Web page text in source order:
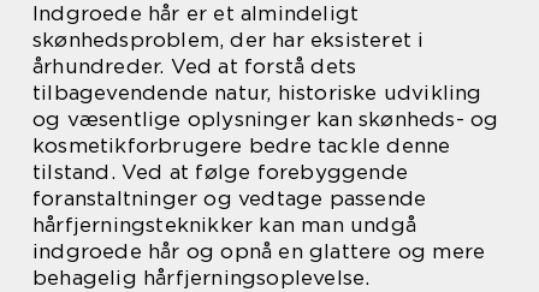
Indgroede hår er et almindeligt
skønhedsproblem, der har eksisteret i
århundreder. Ved at forstå dets
tilbagevendende natur, historiske udvikling
og væsentlige oplysninger kan skønheds- og
kosmetikforbrugere bedre tackle denne
tilstand. Ved at følge forebyggende
foranstaltninger og vedtage passende
hårfjerningsteknikker kan man undgå
indgroede hår og opnå en glattere og mere
behagelig hårfjerningsoplevelse.